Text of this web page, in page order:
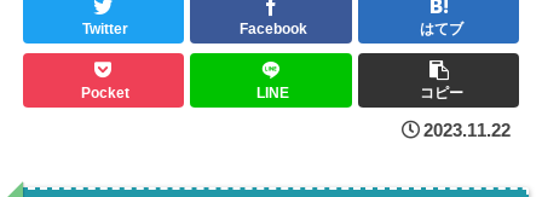
Twitter Facebook はてブ
Pocket LINE コピー
2023.11.22